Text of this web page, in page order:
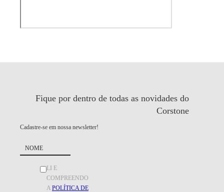
Fique por dentro de todas as novidades do
Corstone
Cadastre-se em nossa newsletter!
LI E
COMPREENDO
A POLÍTICA DE